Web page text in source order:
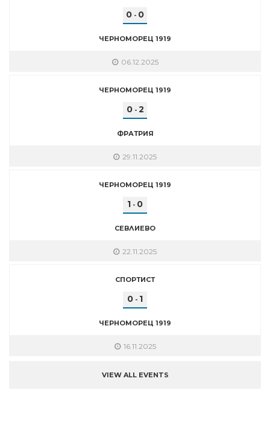
0 - 0
ЧЕРНОМОРЕЦ 1919
06.12.2025
ЧЕРНОМОРЕЦ 1919
0- 2
ФРАТРИЯ
29.11.2025
ЧЕРНОМОРЕЦ 1919
1 - 0
СЕВЛИЕВО
22.11.2025
СПОРТИСТ
0 - 1
ЧЕРНОМОРЕЦ 1919
16.11.2025
VIEW ALL EVENTS